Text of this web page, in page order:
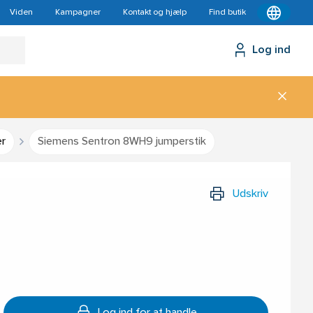
Viden Kampagner Kontakt og hjælp Find butik
Log ind
Siemens Sentron 8WH9 jumperstik
Udskriv